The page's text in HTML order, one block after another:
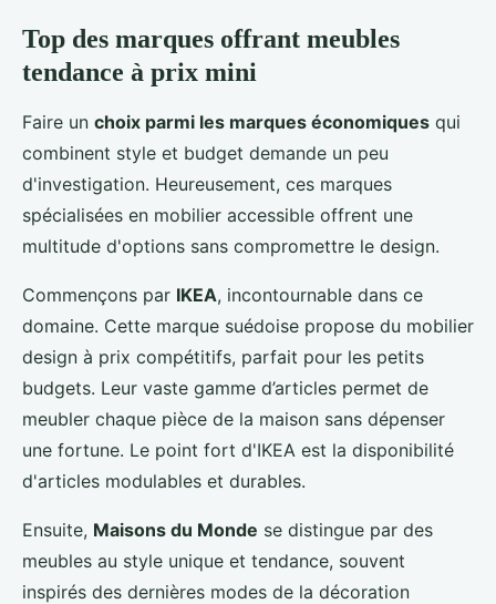
Top des marques offrant meubles
tendance à prix mini
Faire un choix parmi les marques économiques qui
combinent style et budget demande un peu
d'investigation. Heureusement, ces marques
spécialisées en mobilier accessible offrent une
multitude d'options sans compromettre le design.
Commençons par IKEA, incontournable dans ce
domaine. Cette marque suédoise propose du mobilier
design à prix compétitifs, parfait pour les petits
budgets. Leur vaste gamme d’articles permet de
meubler chaque pièce de la maison sans dépenser
une fortune. Le point fort d'IKEA est la disponibilité
d'articles modulables et durables.
Ensuite, Maisons du Monde se distingue par des
meubles au style unique et tendance, souvent
inspirés des dernières modes de la décoration